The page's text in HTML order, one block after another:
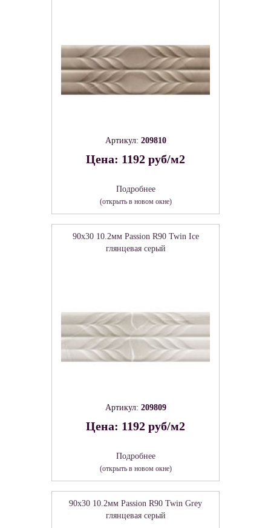
Артикул: 209810
Цена: 1192 руб/м2
Подробнее
(открыть в новом окне)
90x30 10.2мм Passion R90 Twin Ice
глянцевая серый
Артикул: 209809
Цена: 1192 руб/м2
Подробнее
(открыть в новом окне)
90x30 10.2мм Passion R90 Twin Grey
глянцевая серый